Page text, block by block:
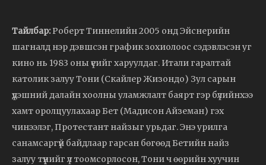
Тайлбар: Роберт Тиннелийн 2005 онд Эйснерийн
шагналд нэр дэвшсэн график зохиолоос сэдэвлэсэн уг
кино нь 1983 оны үеийг харуулдаг. Итали гаралтай
католик залуу Тони (Скайлер Жизондо) Зул сарын
үдэшний далайн хоолны уламжлалт баярт гэр бүлийнхээ
хамт оролцуулахаар Бет (Мадисон Айземан) гэх
чинээлэг, Протестант найзыг урьдаг. Энэ урилга
санамсаргүй байдлаар гарсан бөгөөд Бетийн найз
залуу түүнийг үл тоомсорлосон, Тони ч өөрийн хуучин